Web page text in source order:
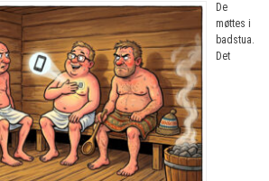
De
møttes i
badstua.
Det